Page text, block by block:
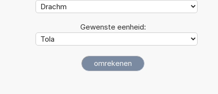
Gewenste eenheid: